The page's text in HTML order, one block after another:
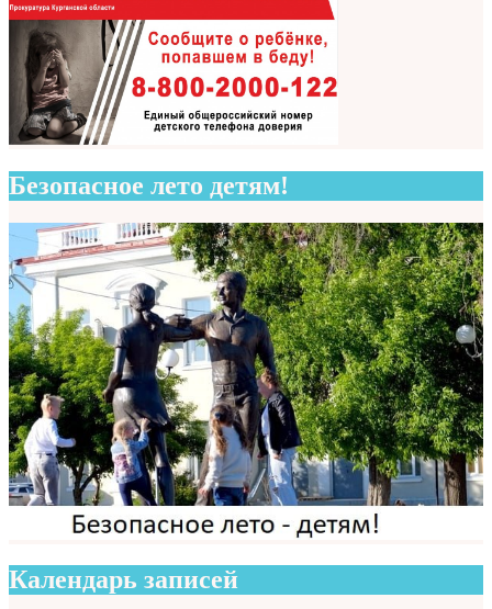
Безопасное лето детям!
Календарь записей